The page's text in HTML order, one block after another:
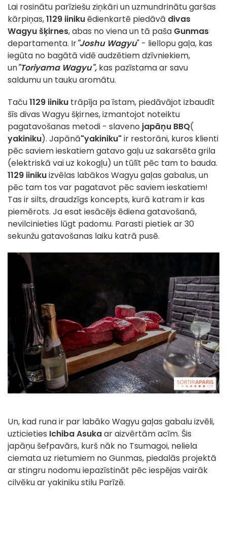
Lai rosinātu parīziešu ziņkāri un uzmundrinātu garšas
kārpiņas,1129 iinikuēdienkartē piedāvā divas
Wagyu šķirnes, abas no viena un tā paša Gunmas
departamenta. Ir"Joshu Wagyu" - liellopu gaļa, kas
iegūta no bagātā vidē audzētiem dzīvniekiem,
un"Toriyama Wagyu", kas pazīstama ar savu
saldumu un tauku aromātu.
Taču1129 iiniku trāpīja pa īstam, piedāvājot izbaudīt
šīs divas Wagyu šķirnes, izmantojot noteiktu
pagatavošanas metodi - slaveno japāņu BBQ(
yakiniku). Japānā"yakiniku"ir restorāni, kuros klienti
pēc saviem ieskatiem gatavo gaļu uz sakarsēta grila
(elektriskā vai uz kokogļu) un tūlīt pēc tam to bauda.
1129 iinikuizvēlas labākos Wagyu gaļas gabalus, un
pēc tam tos var pagatavot pēc saviem ieskatiem!
Tas ir silts, draudzīgs koncepts, kurā katram ir kas
piemērots. Ja esat iesācējs ēdiena gatavošanā,
nevilcinieties lūgt padomu. Parasti pietiek ar 30
sekunžu gatavošanas laiku katrā pusē.
Un, kad runa ir par labāko Wagyu gaļas gabalu izvēli,
uzticieties Ichiba Asukaar aizvērtām acīm. Šis
japāņu šefpavārs, kurš nāk no Tsumagoi, neliela
ciemata uz rietumiem no Gunmas, piedalās projektā
ar stingru nodomu iepazīstināt pēc iespējas vairāk
cilvēku ar yakiniku stilu Parīzē.